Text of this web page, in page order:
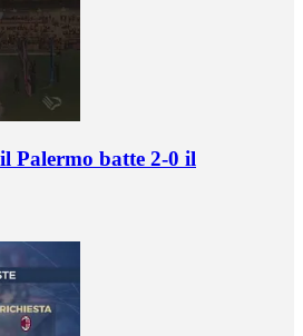
Palermo batte 2-0 il